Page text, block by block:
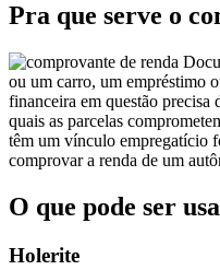
Pra que serve o
ou um carro, um empréstimo
financeira em questão precisa
quais as parcelas
têm um vínculo empregatício
comprovar a renda de um
O que pode ser
Holerite